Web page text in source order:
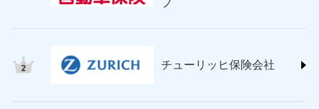
チューリッヒ保険会社 (https://www.zurich.co.jp/)
(https://www.nisshinfire.co.jp/)
(https://www.petfamilyins.co.jp/)
プ
チューリッヒ保険会社